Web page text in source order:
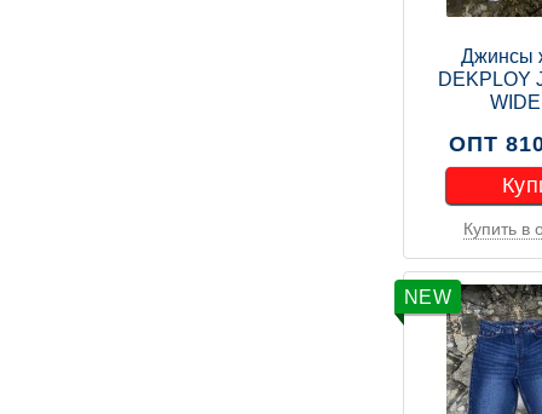
Джинсы
DEKPLOY
ОПТ
Купить в
NEW